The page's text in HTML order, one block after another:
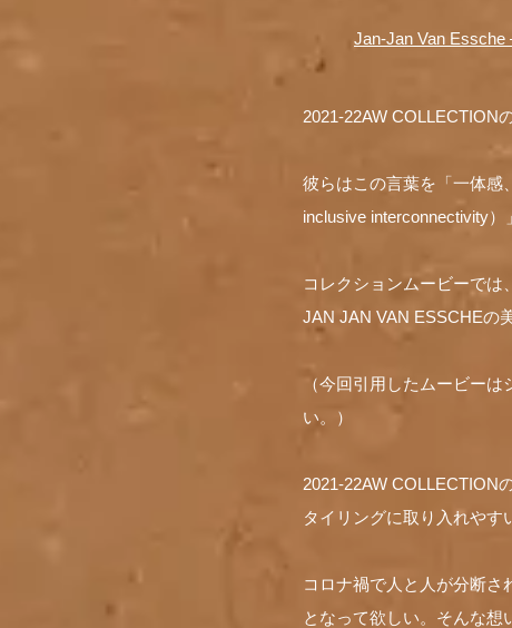
Jan-Jan Van Essche
2021-22AW COLLECTION
彼らはこの言葉を「一体感
inclusive interconnectivity）
コレクションムービーでは
JAN JAN VAN ESSCHEの
（今回引用したムービーは
い。）
2021-22AW COLLECTION
タイリングに取り入れやす
コロナ禍で人と人が分断さ
となって欲しい。そんな想